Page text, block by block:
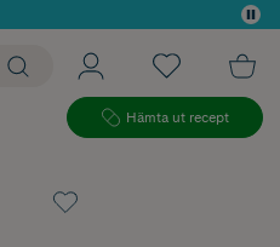
Hämta ut recept